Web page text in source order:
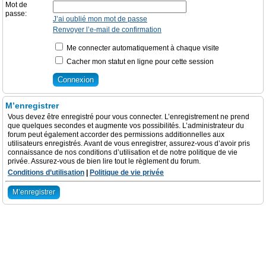
Mot de
passe:
J’ai oublié mon mot de passe
Renvoyer l’e-mail de confirmation
Me connecter automatiquement à chaque visite
Cacher mon statut en ligne pour cette session
M’enregistrer
Vous devez être enregistré pour vous connecter. L’enregistrement ne prend
que quelques secondes et augmente vos possibilités. L’administrateur du
forum peut également accorder des permissions additionnelles aux
utilisateurs enregistrés. Avant de vous enregistrer, assurez-vous d’avoir pris
connaissance de nos conditions d’utilisation et de notre politique de vie
privée. Assurez-vous de bien lire tout le règlement du forum.
Conditions d’utilisation
Politique de vie privée
M’enregistrer